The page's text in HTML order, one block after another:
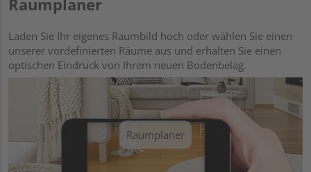
Laden Sie Ihr eigenes Raumbild hoch oder wählen Sie einen
unserer vordefinierten Räume aus und erhalten Sie einen
optischen Eindruck von Ihrem neuen Bodenbelag.
Raumplaner